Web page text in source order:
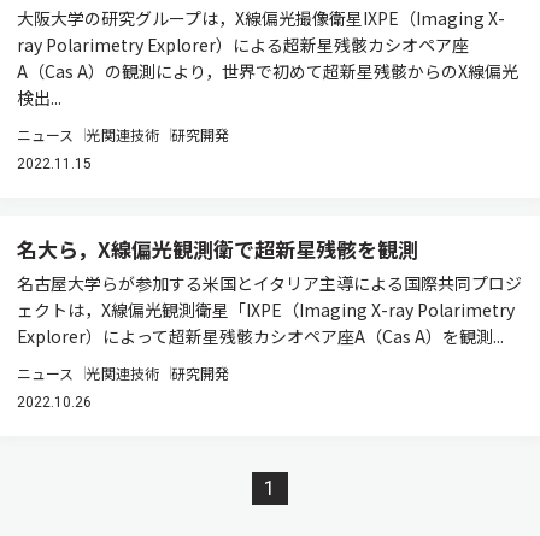
大阪大学の研究グループは，X線偏光撮像衛星IXPE（Imaging X-
ray Polarimetry Explorer）による超新星残骸カシオペア座
A（Cas A）の観測により，世界で初めて超新星残骸からのX線偏光
検出...
ニュース 光関連技術 研究開発
2022.11.15
名大ら，X線偏光観測衛で超新星残骸を観測
名古屋大学らが参加する米国とイタリア主導による国際共同プロジ
ェクトは，X線偏光観測衛星「IXPE（Imaging X-ray Polarimetry
Explorer）によって超新星残骸カシオペア座A（Cas A）を観測...
ニュース 光関連技術 研究開発
2022.10.26
1